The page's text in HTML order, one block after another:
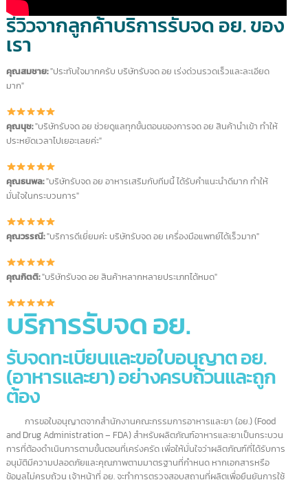
Youtube
รีวิวจากลูกค้าบริการรับจด อย. ข
เรา
มาก"
คุณนุช:"บริษัทรับจด อย ช่วยดูแลทุกขั้นตอนของการจด อย สินค้านำเข้า ทำให้
ประหยัดเวลาไปเยอะเลยค่ะ"
"บริษัทรับจด อย อาหารเสริมกับทีมนี้ ได้รับคำแนะนำดีมาก ทำให้
มั่นใจในกระบวนการ"
คุณวรรณี:"บริการดีเยี่ยมค่ะ บริษัทรับจด อย เครื่องมือแพทย์ได้เร็วมาก"